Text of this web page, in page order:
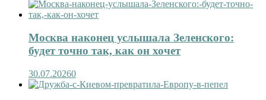
Москва наконец услышала Зеленского:
будет точно так, как он хочет
30.07.20260